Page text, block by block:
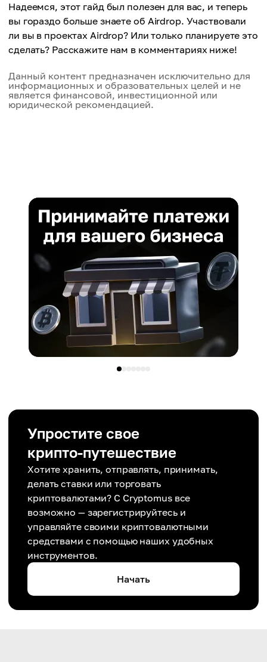
Надеемся, этот гайд был полезен для вас, и теперь
вы гораздо больше знаете об Аirdrop. Участвовали
ли вы в проектах Аirdrop? Или только планируете это
сделать? Расскажите нам в комментариях ниже!
Данный контент предназначен исключительно для
информационных и образовательных целей и не
является финансовой, инвестиционной или
юридической рекомендацией.
Упростите свое
крипто-путешествие
Хотите хранить, отправлять, принимать,
делать ставки или торговать
криптовалютами? С Cryptomus все
возможно — зарегистрируйтесь и
управляйте своими криптовалютными
средствами с помощью наших удобных
инструментов.
Начать